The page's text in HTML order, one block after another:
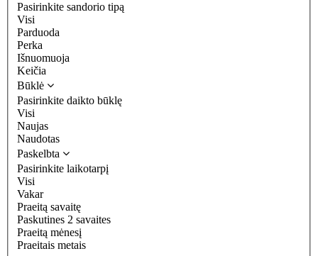
Pasirinkite sandorio tipą
Visi
Parduoda
Perka
Išnuomuoja
Keičia
Būklė
Pasirinkite daikto būklę
Visi
Naujas
Naudotas
Paskelbta
Pasirinkite laikotarpį
Visi
Vakar
Praeitą savaitę
Paskutines 2 savaites
Praeitą mėnesį
Praeitais metais